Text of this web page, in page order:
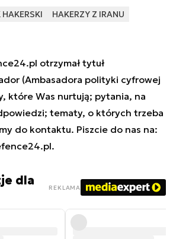
HAKERZY Z IRANU
otrzymał tytuł
(Ambasadora polityki cyfrowej
które Was nurtują; pytania, na
tematy, o których trzeba
do kontaktu. Piszcie do nas na:
.
dla
REKLAMA